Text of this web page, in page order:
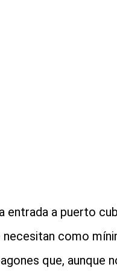
entrada a puerto
necesitan como
que, aunque